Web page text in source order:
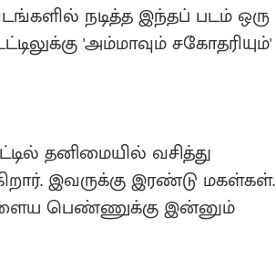
நடித்த இந்தப் படம் ஒரு
'அம்மாவும் சகோதரியும்'
தனிமையில் வசித்து
இவருக்கு இரண்டு மகள்கள்.
பெண்ணுக்கு இன்னும்